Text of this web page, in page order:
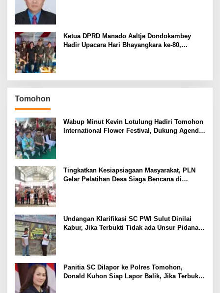
Ketua DPRD Manado Aaltje Dondokambey
Hadir Upacara Hari Bhayangkara ke-80,
Tomohon
Wabup Minut Kevin Lotulung Hadiri Tomohon
International Flower Festival, Dukung Agenda
Tingkatkan Kesiapsiagaan Masyarakat, PLN
Gelar Pelatihan Desa Siaga Bencana di
Undangan Klarifikasi SC PWI Sulut Dinilai
Kabur, Jika Terbukti Tidak ada Unsur Pidana
Panitia SC Dilapor ke Polres Tomohon,
Donald Kuhon Siap Lapor Balik, Jika Terbukti